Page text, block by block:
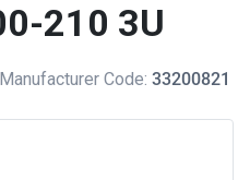
210 3U
Manufacturer Code: 33200821